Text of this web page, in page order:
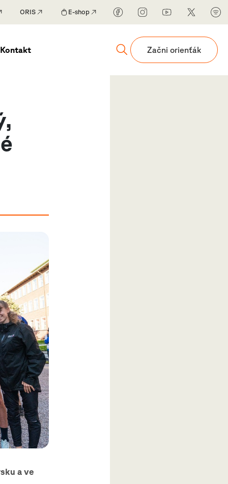
ORIS E-shop
Kontakt Začni orienťák
a ve